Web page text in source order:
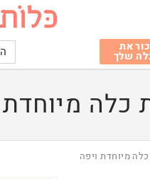
את
שלך
כלה מיוחדת
מיוחדת ויפה